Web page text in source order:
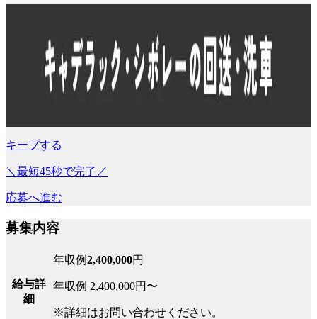
キープする
＼最短45秒で完了／
応募へ進む
募集内容
給与詳
細
年収例2,400,000円
年収例 2,400,000円〜
※詳細はお問い合わせください。